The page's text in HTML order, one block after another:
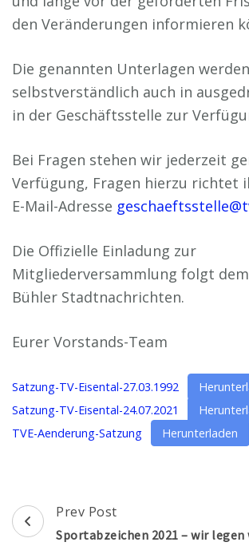
den Veränderungen informieren
Die genannten Unterlagen werden
selbstverständlich auch in
in der Geschäftsstelle zur
Bei Fragen stehen wir jederzeit
Verfügung, Fragen hierzu richtet
E-Mail-Adresse
Die Offizielle Einladung zur
Mitgliederversammlung folgt
Bühler Stadtnachrichten.
Eurer Vorstands-Team
Satzung-TV-Eisental-27.03.1992
Satzung-TV-Eisental-24.07.2021
TVE-Aenderung-Satzung
Herunterladen
Post
Navigation
Prev Post
Sportabzeichen 2021 – wir legen